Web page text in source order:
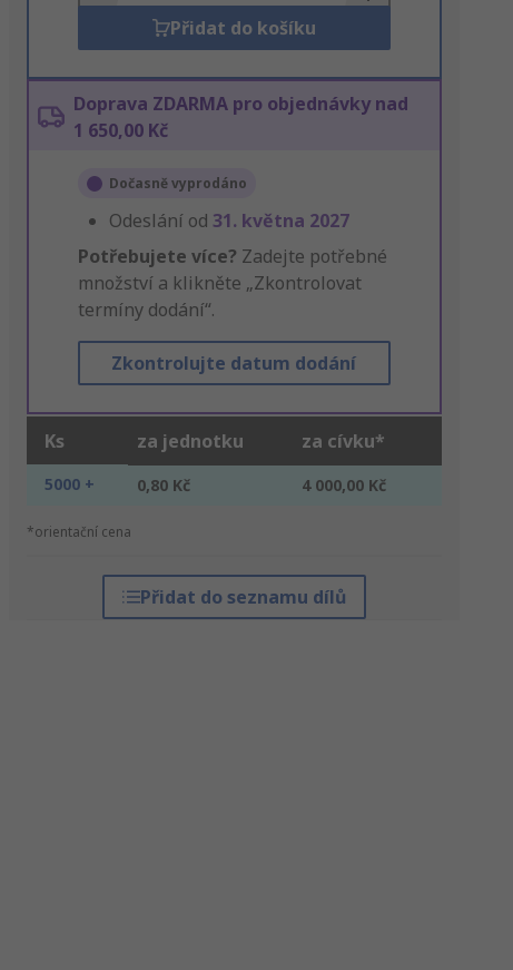
Přidat do košíku
Doprava ZDARMA pro objednávky nad
1 650,00 Kč
Dočasně vyprodáno
Odeslání od 31. května 2027
Potřebujete více? Zadejte potřebné
množství a klikněte „Zkontrolovat
termíny dodání“.
Zkontrolujte datum dodání
Ks za jednotku za cívku*
5000 + 0,80 Kč 4 000,00 Kč
*orientační cena
Přidat do seznamu dílů